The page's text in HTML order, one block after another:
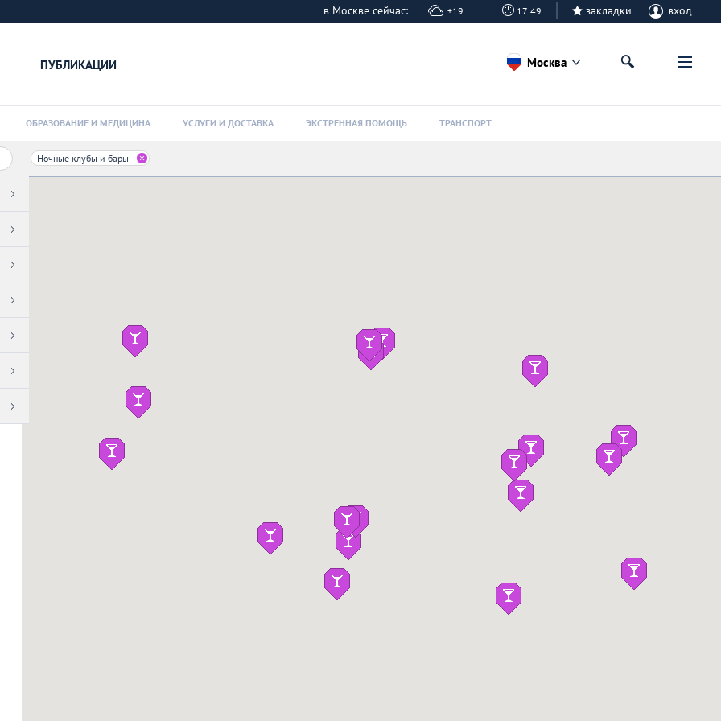
в Москве сейчас: +19 17:49 закладки вход
ПУБЛИКАЦИИ Москва
ОБРАЗОВАНИЕ И МЕДИЦИНА УСЛУГИ И ДОСТАВКА ЭКСТРЕННАЯ ПОМОЩЬ ТРАНСПОРТ
Ночные клубы и бары